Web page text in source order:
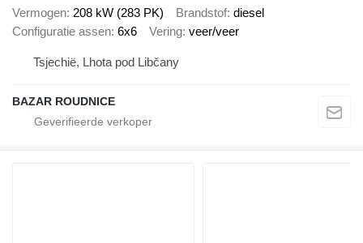
Vermogen 208 kW (283 PK) Brandstof diesel
Configuratie assen 6x6 Vering veer/veer
Tsjechië, Lhota pod Libčany
BAZAR ROUDNICE